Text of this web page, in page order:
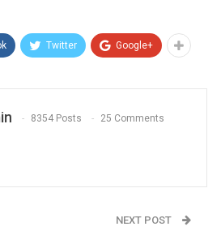
Twitter Google+
8354 Posts 25 Comments
NEXT POST